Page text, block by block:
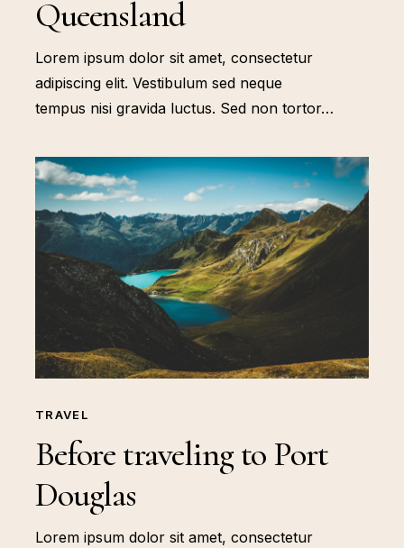
Queensland
Lorem ipsum dolor sit amet, consectetur
adipiscing elit. Vestibulum sed neque
tempus nisi gravida luctus. Sed non tortor…
TRAVEL
Before traveling to Port
Douglas
Lorem ipsum dolor sit amet, consectetur